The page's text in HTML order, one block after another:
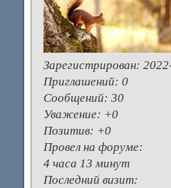
Зарегистрирован:
Приглашений: 0
Сообщений: 30
Уважение: +0
Позитив: +0
Провел на форуме:
4 часа 13 минут
Последний визит: